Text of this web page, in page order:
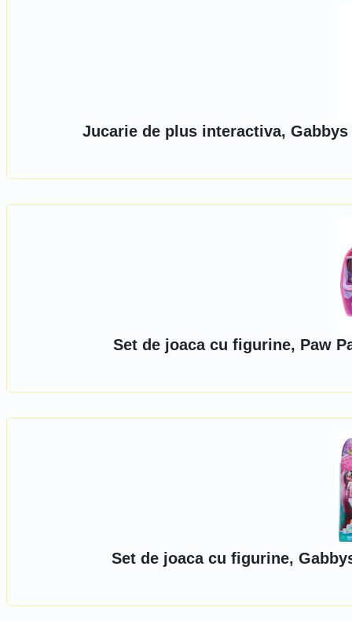
Jucarie de plus interactiva, Gabbys
Set de joaca cu figurine, Paw
Set de joaca cu figurine,